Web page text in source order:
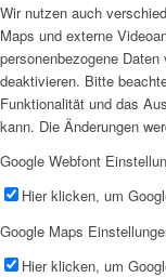
Wir nutzen auch
Maps und externe
personenbezogene
deaktivieren. Bitte
Funktionalität und das
kann. Die Änderungen
Google Webfont
Hier klicken, um
Google Maps
Hier klicken, um